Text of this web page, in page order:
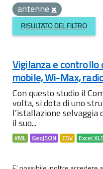
antenne
RISULTATO DEL FILTRO
Vigilanza e
mobile, Wi-Max,
Con questo studio il
volta, si dota di uno
l’istallazione
il suo...
KML GeoJSON CSV Excel